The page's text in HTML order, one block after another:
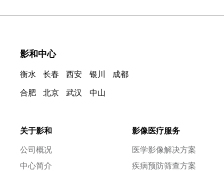
影和中心
衡水 长春 西安 银川 成都
合肥 北京 武汉 中山
关于影和
公司概况
中心简介
影像医疗服务
医学影像解决方案
疾病预防筛查方案